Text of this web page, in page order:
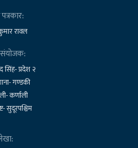
रावल
संयोजक:
सिंह- प्रदेश २
गण्डकी
कर्णाली
सुदूरपश्चिम